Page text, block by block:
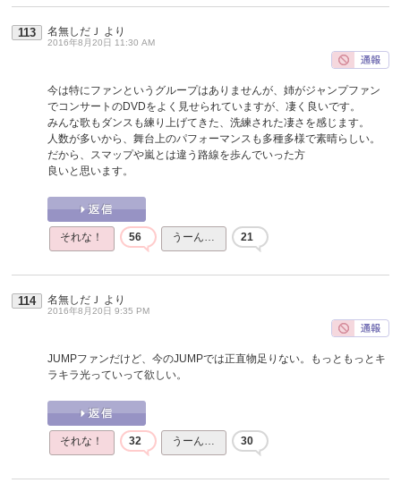
113 名無しだＪ より
2016年8月20日 11:30 AM
今は特にファンというグループはありませんが、姉がジャンプファン
でコンサートのDVDをよく見せられていますが、凄く良いです。
みんな歌もダンスも練り上げてきた、洗練された凄さを感じます。
人数が多いから、舞台上のパフォーマンスも多種多様で素晴らしい。
だから、スマップや嵐とは違う路線を歩んでいった方
良いと思います。
それな！ 56 うーん… 21
114 名無しだＪ より
2016年8月20日 9:35 PM
JUMPファンだけど、今のJUMPでは正直物足りない。もっともっとキ
ラキラ光っていって欲しい。
それな！ 32 うーん… 30